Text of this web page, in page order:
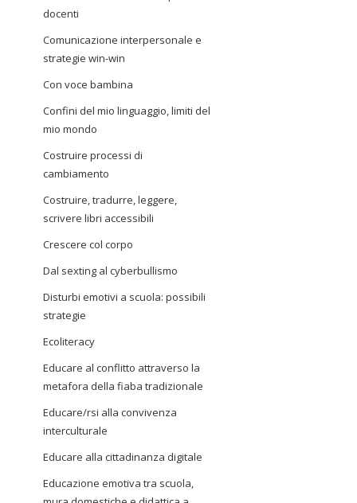
docenti
Comunicazione interpersonale e
strategie win-win
Con voce bambina
Confini del mio linguaggio, limiti del
mio mondo
Costruire processi di
cambiamento
Costruire, tradurre, leggere,
scrivere libri accessibili
Crescere col corpo
Dal sexting al cyberbullismo
Disturbi emotivi a scuola: possibili
strategie
Ecoliteracy
Educare al conflitto attraverso la
metafora della fiaba tradizionale
Educare/rsi alla convivenza
interculturale
Educare alla cittadinanza digitale
Educazione emotiva tra scuola,